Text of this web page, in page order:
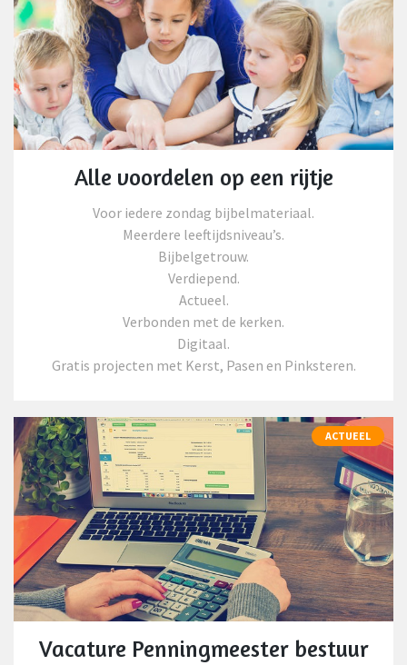
Alle voordelen op een rijtje
Voor iedere zondag bijbelmateriaal.
Meerdere leeftijdsniveau’s.
Bijbelgetrouw.
Verdiepend.
Actueel.
Verbonden met de kerken.
Digitaal.
Gratis projecten met Kerst, Pasen en Pinksteren.
ACTUEEL
Vacature Penningmeester bestuur